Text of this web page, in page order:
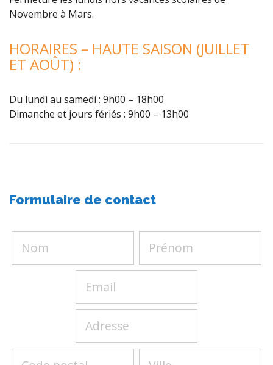
Novembre à Mars.
HORAIRES – HAUTE SAISON (JUILLET
ET AOÛT) :
Du lundi au samedi : 9h00 – 18h00
Dimanche et jours fériés : 9h00 – 13h00
Formulaire de contact